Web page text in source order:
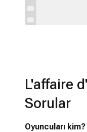
L'affaire
Sorular
Oyuncuları kim?